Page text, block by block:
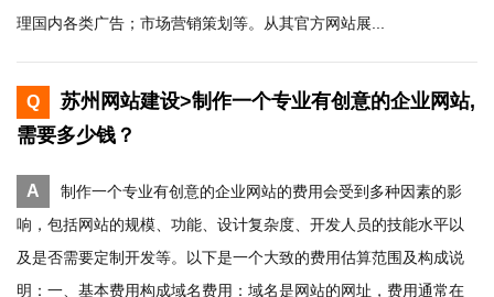
理国内各类广告；市场营销策划等。从其官方网站展...
Q
苏州网站建设>制作一个专业有创意的企业网站,
需要多少钱？
A
制作一个专业有创意的企业网站的费用会受到多种因素的影
响，包括网站的规模、功能、设计复杂度、开发人员的技能水平以
及是否需要定制开发等。以下是一个大致的费用估算范围及构成说
明：一、基本费用构成域名费用：域名是网站的网址，费用通常在